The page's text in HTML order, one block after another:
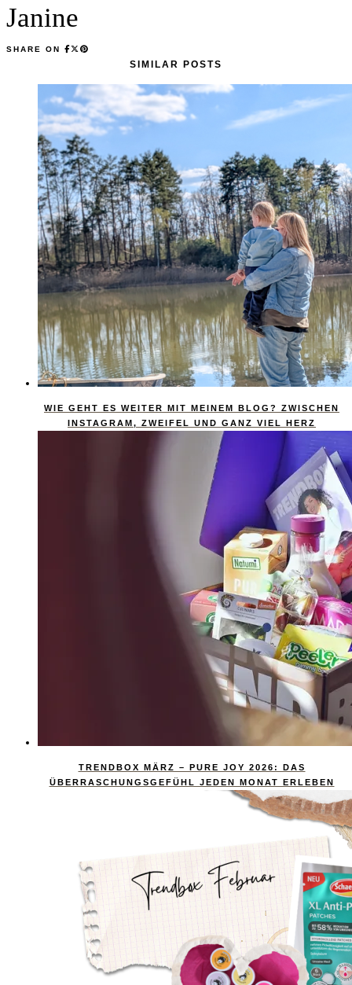
Janine
SHARE ON
SIMILAR POSTS
WIE GEHT ES WEITER MIT MEINEM BLOG? ZWISCHEN
INSTAGRAM, ZWEIFEL UND GANZ VIEL HERZ
TRENDBOX MÄRZ – PURE JOY 2026: DAS
ÜBERRASCHUNGSGEFÜHL JEDEN MONAT ERLEBEN